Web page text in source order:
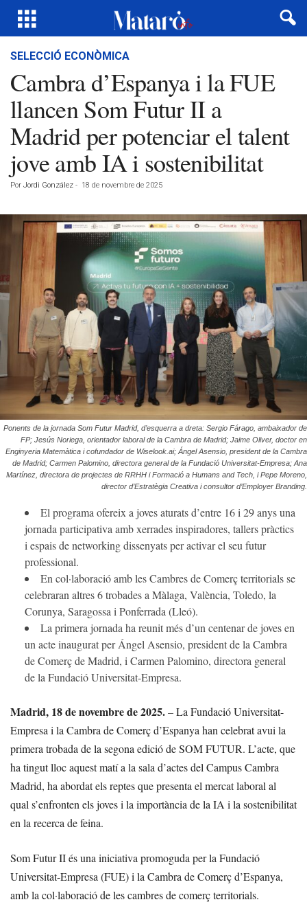
SELECCIÓ ECONÒMICA
Cambra d’Espanya i la FUE
llancen Som Futur II a
Madrid per potenciar el talent
jove amb IA i sostenibilitat
Por Jordi González - 18 de novembre de 2025
Ponents de la jornada Som Futur Madrid, d’esquerra a dreta: Sergio Fárago, ambaixador de
FP; Jesús Noriega, orientador laboral de la Cambra de Madrid; Jaime Oliver, doctor en
Enginyeria Matemàtica i cofundador de Wiselook.ai; Ángel Asensio, president de la Cambra
de Madrid; Carmen Palomino, directora general de la Fundació Universitat-Empresa; Ana
Martínez, directora de projectes de RRHH i Formació a Humans and Tech, i Pepe Moreno,
director d’Estratègia Creativa i consultor d’Employer Branding.
El programa ofereix a joves aturats d’entre 16 i 29 anys una
jornada participativa amb xerrades inspiradores, tallers pràctics
i espais de networking dissenyats per activar el seu futur
professional.
En col·laboració amb les Cambres de Comerç territorials se
celebraran altres 6 trobades a Màlaga, València, Toledo, la
Corunya, Saragossa i Ponferrada (Lleó).
La primera jornada ha reunit més d’un centenar de joves en
un acte inaugurat per Ángel Asensio, president de la Cambra
de Comerç de Madrid, i Carmen Palomino, directora general
de la Fundació Universitat-Empresa.
Madrid, 18 de novembre de 2025.– La Fundació Universitat-
Empresa i la Cambra de Comerç d’Espanya han celebrat avui la
primera trobada de la segona edició de SOM FUTUR. L’acte, que
ha tingut lloc aquest matí a la sala d’actes del Campus Cambra
Madrid, ha abordat els reptes que presenta el mercat laboral al
qual s’enfronten els joves i la importància de la IA i la sostenibilitat
en la recerca de feina.
Som Futur II és una iniciativa promoguda per la Fundació
Universitat-Empresa (FUE) i la Cambra de Comerç d’Espanya,
amb la col·laboració de les cambres de comerç territorials.